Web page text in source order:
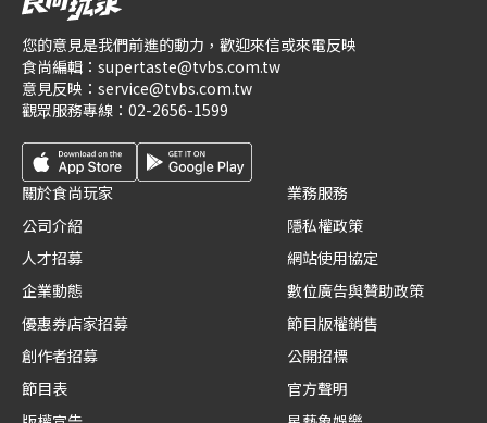
您的意見是我們前進的動力，歡迎來信或來電反映
食尚編輯： supertaste@tvbs.com.tw
意見反映： service@tvbs.com.tw
觀眾服務專線： 02-2656-1599
關於食尚玩家
公司介紹
人才招募
企業動態
優惠券店家招募
創作者招募
節目表
業務服務
隱私權政策
網站使用協定
數位廣告與贊助政策
節目版權銷售
公開招標
官方聲明